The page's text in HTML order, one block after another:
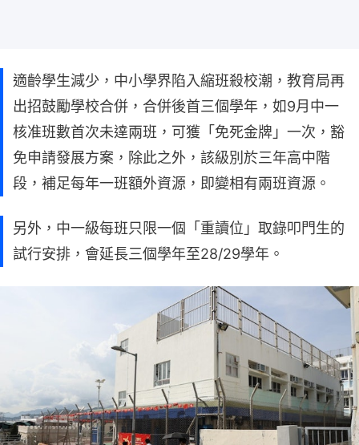
適齡學生減少，中小學界陷入縮班殺校潮，教育局再
出招鼓勵學校合併，合併後首三個學年，如9月中一
核准班數首次未達兩班，可獲「免死金牌」一次，豁
免申請發展方案，除此之外，該級別於三年高中階
段，補足每年一班額外資源，即變相有兩班資源。
另外，中一級每班只限一個「重讀位」取錄叩門生的
試行安排，會延長三個學年至28/29學年。